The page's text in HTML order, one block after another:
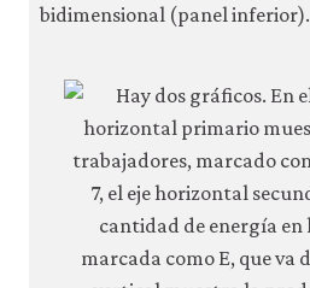
bidimensional (panel inferior).